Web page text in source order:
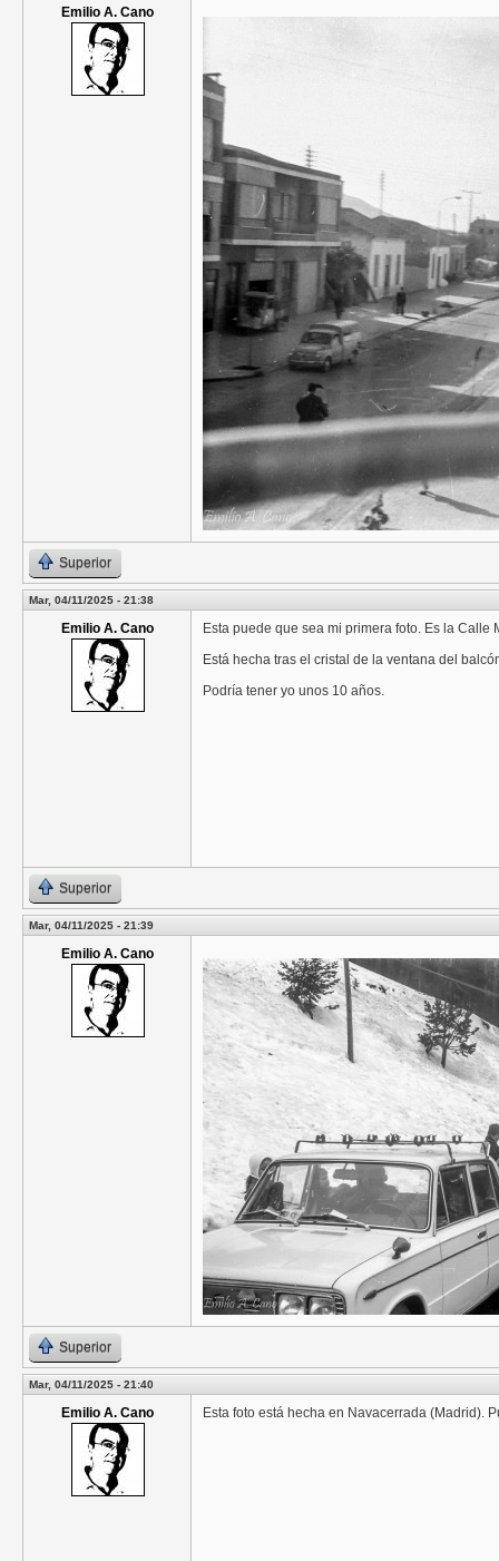
Emilio A. Cano
Superior
Mar, 04/11/2025 - 21:38
Emilio A. Cano
Esta puede que sea mi primera foto. Es la
Está hecha tras el cristal de la ventana del
Podría tener yo unos 10 años.
Superior
Mar, 04/11/2025 - 21:39
Emilio A. Cano
Superior
Mar, 04/11/2025 - 21:40
Emilio A. Cano Esta foto está hecha en Navacerrada (Madrid).